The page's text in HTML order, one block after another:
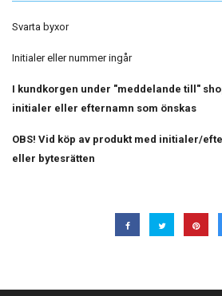
Svarta byxor
Initialer eller nummer ingår
I kundkorgen under "meddelande till"
initialer eller efternamn som önskas
OBS! Vid köp av produkt med initialer/
eller bytesrätten